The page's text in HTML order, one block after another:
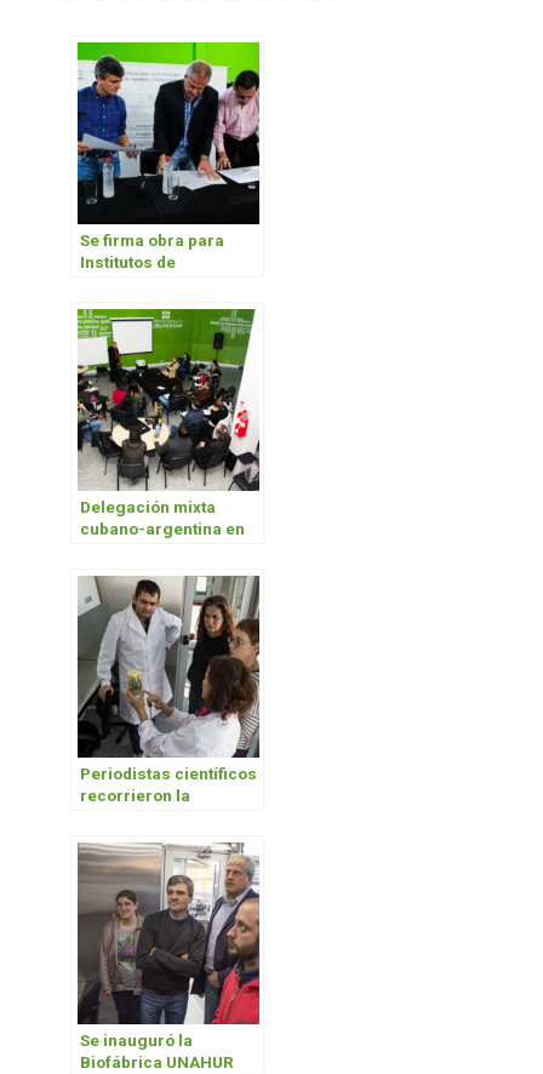
Se firma obra para
Institutos de
Tecnología e
Ingeniería
Delegación mixta
cubano-argentina en
Periodistas científicos
recorrieron la
Se inauguró la
Biofábrica UNAHUR